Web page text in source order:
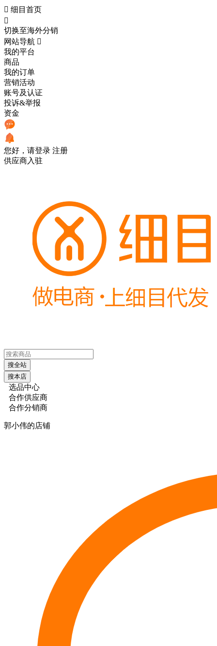
 细目首页

切换至海外分销
网站导航 
我的平台
商品
我的订单
营销活动
账号及认证
投诉&举报
资金
您好，请登录 注册
供应商入驻
搜全站
搜本店
选品中心
合作供应商
合作分销商
郭小伟的店铺